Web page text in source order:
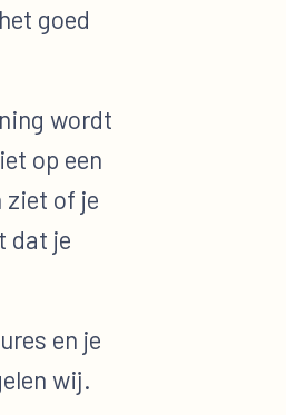
goed
wordt
op een
ziet of je
dat je
en je
wij.